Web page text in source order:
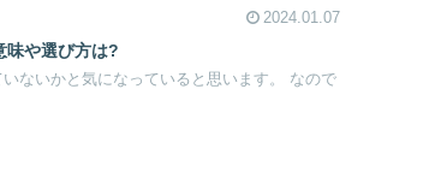
2024.01.07
味や選び方は?
ないかと気になっていると思います。 なので